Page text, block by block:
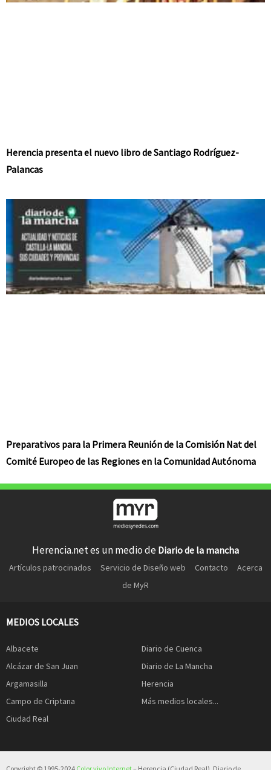
Herencia presenta el nuevo libro de Santiago Rodríguez-
Palancas
Preparativos para la Primera Reunión de la Comisión Nat del
Comité Europeo de las Regiones en la Comunidad Autónoma
Herencia.net es un medio de Diario de la mancha
Artículos patrocinados Servicio de Diseño web Contacto
Acerca
de MyR
MEDIOS LOCALES
Albacete
Alcázar de San Juan
Argamasilla
Campo de Criptana
Ciudad Real
Diario de Cuenca
Diario de La Mancha
Herencia
Más medios locales...